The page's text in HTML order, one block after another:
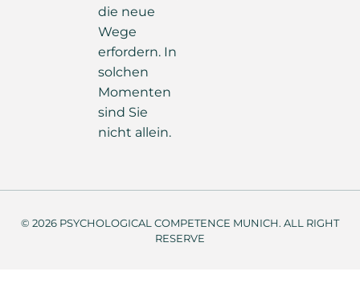
die neue
Wege
erfordern. In
solchen
Momenten
sind Sie
nicht allein.
© 2026 PSYCHOLOGICAL COMPETENCE MUNICH. ALL RIGHT
RESERVE